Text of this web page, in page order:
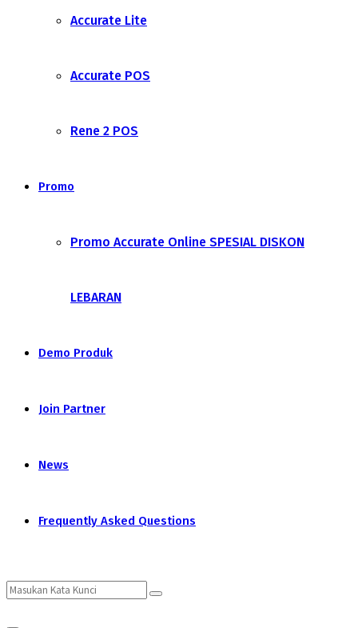
Accurate Lite
Accurate POS
Rene 2 POS
Promo
Promo Accurate Online SPESIAL DISKON
LEBARAN
Demo Produk
Join Partner
News
Frequently Asked Questions
Search
Search